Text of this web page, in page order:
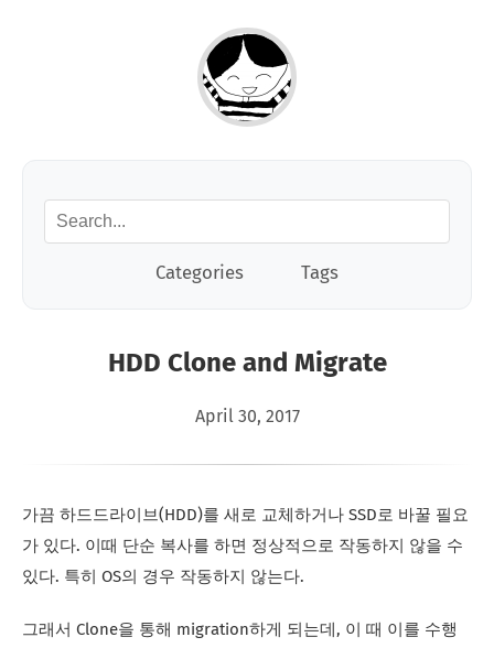
Categories Tags
HDD Clone and Migrate
April 30, 2017
가끔 하드드라이브(HDD)를 새로 교체하거나 SSD로 바꿀 필요
가 있다. 이때 단순 복사를 하면 정상적으로 작동하지 않을 수
있다. 특히 OS의 경우 작동하지 않는다.
그래서 Clone을 통해 migration하게 되는데, 이 때 이를 수행